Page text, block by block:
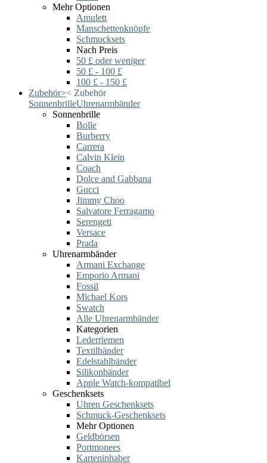
Mehr Optionen
Amulett
Manschettenknöpfe
Schmucksets
Nach Preis
50 £ oder weniger
50 £ - 100 £
100 £ - 150 £
Zubehör>< Zubehör
SonnenbrilleUhrenarmbänder
Sonnenbrille
Bolle
Burberry
Carrera
Calvin Klein
Coach
Dolce and Gabbana
Gucci
Jimmy Choo
Salvatore Ferragamo
Serengeti
Versace
Prada
Uhrenarmbänder
Armani Exchange
Emporio Armani
Fossil
Michael Kors
Swatch
Alle Uhrenarmbänder
Kategorien
Lederriemen
Textilbänder
Edelstahlbänder
Silikonbänder
Apple Watch-kompatibel
Geschenksets
Uhren Geschenksets
Schmuck-Geschenksets
Mehr Optionen
Geldbörsen
Portmonees
Karteninhaber